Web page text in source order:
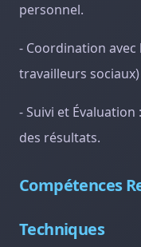
personnel.
- Coordination
travailleurs
- Suivi et
des résultats.
Compétences
Techniques